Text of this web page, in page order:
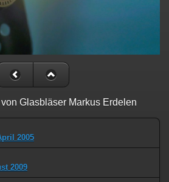
Glasbläser Markus Erdelen
2005
2009